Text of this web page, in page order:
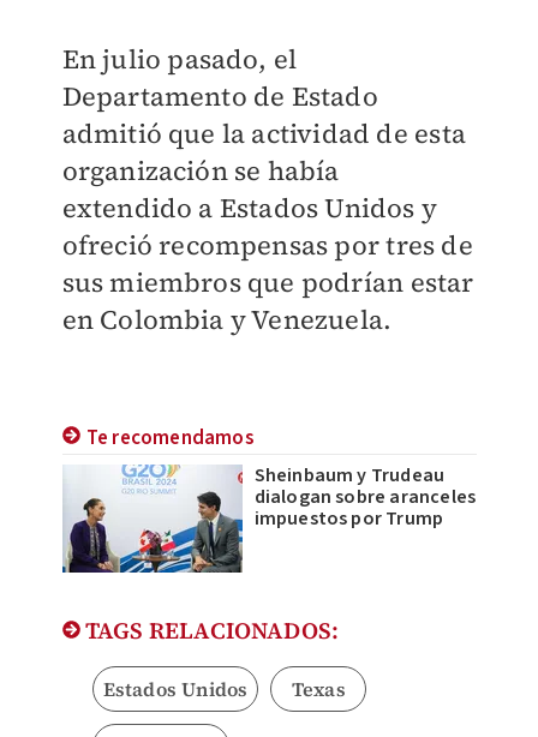
En julio pasado, el
Departamento de Estado
admitió que la actividad de esta
organización se había
extendido a Estados Unidos y
ofreció recompensas por tres de
sus miembros que podrían estar
en Colombia y Venezuela.
Te recomendamos
Sheinbaum y Trudeau
dialogan sobre aranceles
impuestos por Trump
TAGS RELACIONADOS:
Estados Unidos Texas